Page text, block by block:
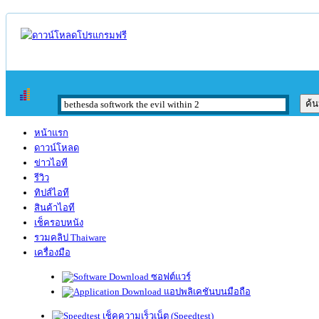
หน้าแรก
ดาวน์โหลด
ข่าวไอที
รีวิว
ทิปส์ไอที
สินค้าไอที
เช็ครอบหนัง
รวมคลิป Thaiware
เครื่องมือ
ซอฟต์แวร์
แอปพลิเคชันบนมือถือ
เช็คความเร็วเน็ต (Speedtest)